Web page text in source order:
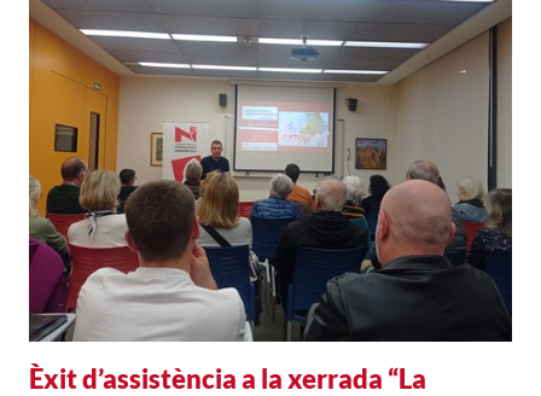
Èxit d’assistència a la xerrada “La